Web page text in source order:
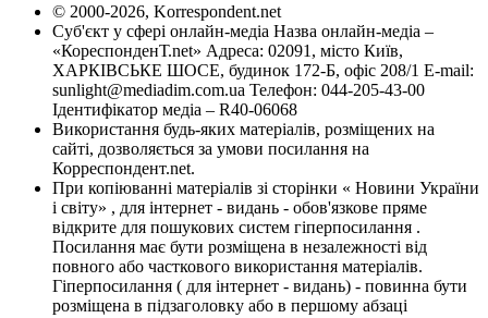
© 2000-2026, Korrespondent.net
Суб'єкт у сфері онлайн-медіа Назва онлайн-медіа –
«КореспонденТ.net» Адреса: 02091, місто Київ,
ХАРКІВСЬКЕ ШОСЕ, будинок 172-Б, офіс 208/1 E-mail:
sunlight@mediadim.com.ua Телефон: 044-205-43-00
Ідентифікатор медіа – R40-06068
Використання будь-яких матеріалів, розміщених на
сайті, дозволяється за умови посилання на
Корреспондент.net.
При копіюванні матеріалів зі сторінки « Новини України
і світу» , для інтернет - видань - обов'язкове пряме
відкрите для пошукових систем гіперпосилання .
Посилання має бути розміщена в незалежності від
повного або часткового використання матеріалів.
Гіперпосилання ( для інтернет - видань) - повинна бути
розміщена в підзаголовку або в першому абзаці